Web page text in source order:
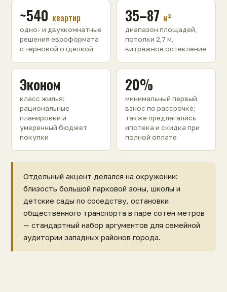
~540 квартир
одно- и двухкомнатные
решения евроформата
с черновой отделкой
35–87 м²
диапазон площадей,
потолки 2,7 м,
витражное остекление
Эконом
класс жилья:
рациональные
планировки и
умеренный бюджет
покупки
20%
минимальный первый
взнос по рассрочке;
также предлагались
ипотека и скидка при
полной оплате
Отдельный акцент делался на окружении:
близость большой парковой зоны, школы и
детские сады по соседству, остановки
общественного транспорта в паре сотен метров
— стандартный набор аргументов для семейной
аудитории западных районов города.